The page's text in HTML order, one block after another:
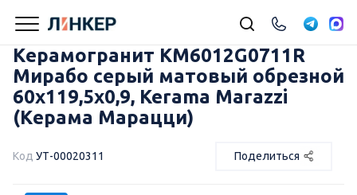
Керамогранит KM6012G0711R
Мирабо серый матовый обрезной
60x119,5x0,9, Kerama Marazzi
(Керама Марацци)
Код УТ-00020311 Поделиться